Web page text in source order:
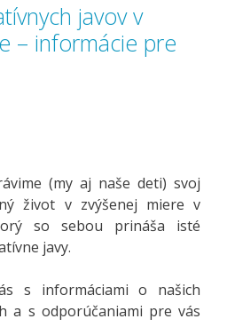
javov v
– informácie pre
(my aj naše deti) svoj
život v zvýšenej miere v
so sebou prináša isté
javy.
s informáciami o našich
a s odporúčaniami pre vás